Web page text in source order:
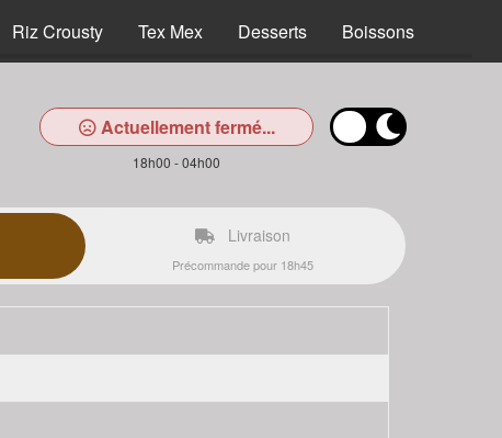
Riz Crousty Tex Mex Desserts Boissons
Actuellement fermé...
18h00 - 04h00
Livraison
Précommande pour 18h45